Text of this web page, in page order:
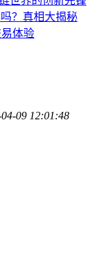
？真相大揭秘
易体验
09 12:01:48